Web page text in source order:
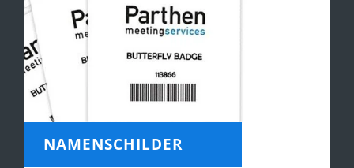
NAMENSCHILDER